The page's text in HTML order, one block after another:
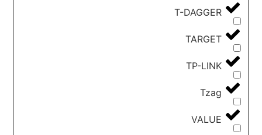
T-DAGGER
TARGET
TP-LINK
Tzag
VALUE